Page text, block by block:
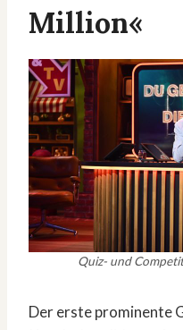
Million«
Quiz- und
Der erste prominente